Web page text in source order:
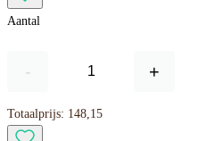
Aantal
- +
Totaalprijs: 148,15